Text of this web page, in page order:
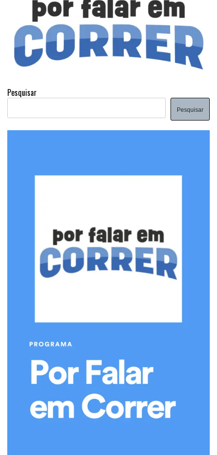
Pesquisar
Pesquisar